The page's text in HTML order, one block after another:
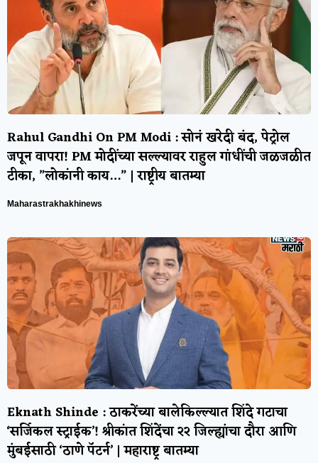
Rahul Gandhi On PM Modi : सोनं खरेदी बंद, पेट्रोल
जपून वापरा! PM मोदींच्या सल्ल्यावर राहुल गांधींची जळजळीत
टीका, ”लोकांनी काय…” | राष्ट्रीय बातम्या
Maharastrakhakhinews
Eknath Shinde : ठाकरेंच्या बालेकिल्ल्यात शिंदे गटाचा
‘सर्जिकल स्ट्राईक’! श्रीकांत शिंदेंचा २२ जिल्ह्यांचा दौरा आणि
मुंबईसाठी ‘ठाणे पॅटर्न’ | महाराष्ट्र बातम्या